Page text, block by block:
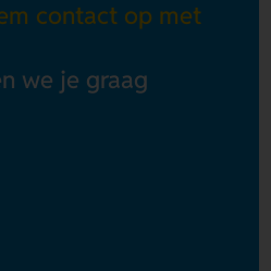
contact op met
we je graag